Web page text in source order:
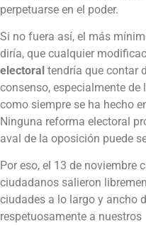
perpetuarse en el poder.
Si no fuera así, el más
diría, que cualquier
electoral tendría que contar
consenso, especialmente
como siempre se ha hecho
Ninguna reforma electoral
aval de la oposición puede
Por eso, el 13 de noviembre
ciudadanos salieron
ciudades a lo largo y ancho
respetuosamente a nuestros